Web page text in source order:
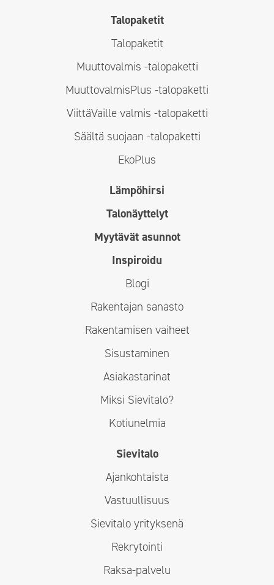
Talopaketit
Talopaketit
Muuttovalmis -talopaketti
MuuttovalmisPlus -talopaketti
ViittäVaille valmis -talopaketti
Säältä suojaan -talopaketti
EkoPlus
Lämpöhirsi
Talonäyttelyt
Myytävät asunnot
Inspiroidu
Blogi
Rakentajan sanasto
Rakentamisen vaiheet
Sisustaminen
Asiakastarinat
Miksi Sievitalo?
Kotiunelmia
Sievitalo
Ajankohtaista
Vastuullisuus
Sievitalo yrityksenä
Rekrytointi
Raksa-palvelu